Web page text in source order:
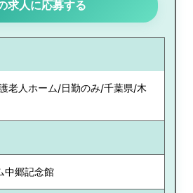
求人に応募する
老人ホーム/日勤のみ/千葉県/木
中郷記念館